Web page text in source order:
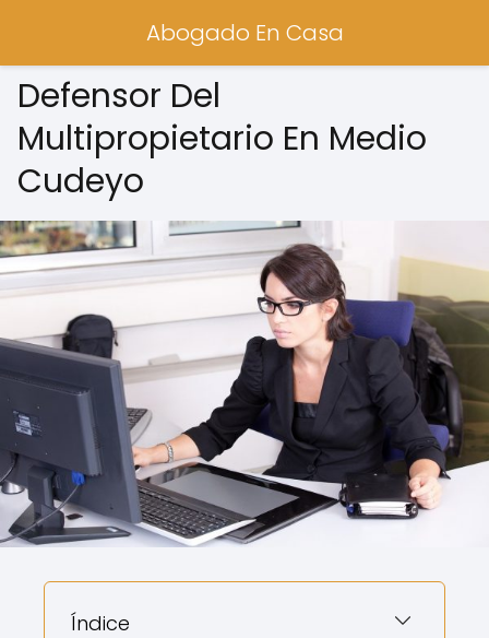
Abogado En Casa
Defensor Del
Multipropietario En Medio
Cudeyo
Índice